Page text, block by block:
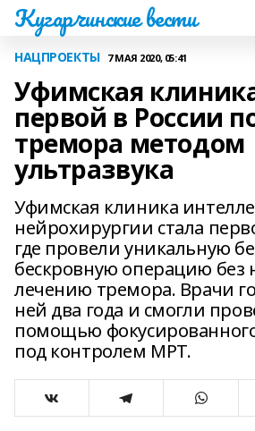
Кугарчинские вести
НАЦПРОЕКТЫ 7 МАЯ 2020, 05:41
Уфимская
первой в России
тремора методом
ультразвука
Уфимская клиника
нейрохирургии стала
где провели уникальную
бескровную операцию без
лечению тремора. Врачи
ней два года и смогли
помощью
под контролем МРТ.